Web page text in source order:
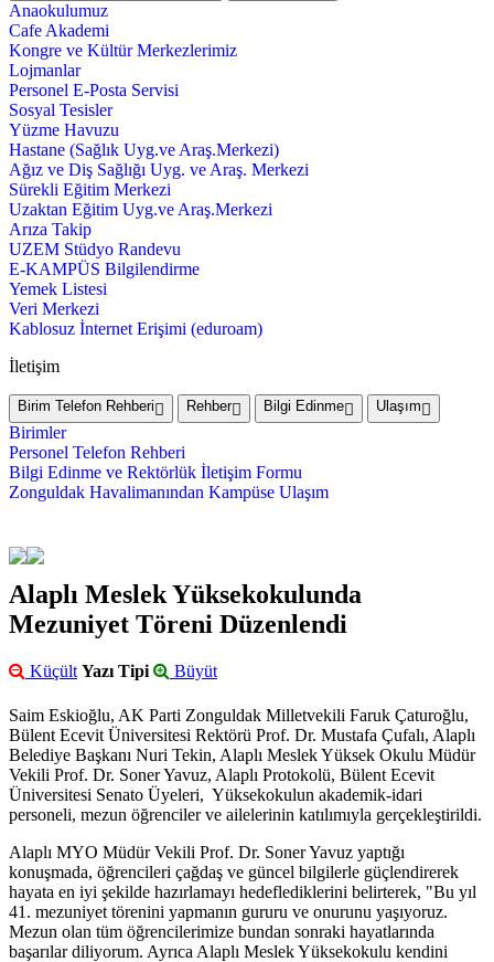
Anaokulumuz
Cafe Akademi
Kongre ve Kültür Merkezlerimiz
Lojmanlar
Personel E-Posta Servisi
Sosyal Tesisler
Yüzme Havuzu
Hastane (Sağlık Uyg.ve Araş.Merkezi)
Ağız ve Diş Sağlığı Uyg. ve Araş. Merkezi
Sürekli Eğitim Merkezi
Uzaktan Eğitim Uyg.ve Araş.Merkezi
Arıza Takip
UZEM Stüdyo Randevu
E-KAMPÜS Bilgilendirme
Yemek Listesi
Veri Merkezi
Kablosuz İnternet Erişimi (eduroam)
İletişim
Birim Telefon Rehberi Rehber Bilgi Edinme Ulaşım
Birimler
Personel Telefon Rehberi
Bilgi Edinme ve Rektörlük İletişim Formu
Zonguldak Havalimanından Kampüse Ulaşım
Alaplı Meslek Yüksekokulunda
Mezuniyet Töreni Düzenlendi
Küçült Yazı Tipi Büyüt
Saim Eskioğlu, AK Parti Zonguldak Milletvekili Faruk Çaturoğlu,
Bülent Ecevit Üniversitesi Rektörü Prof. Dr. Mustafa Çufalı, Alaplı
Belediye Başkanı Nuri Tekin, Alaplı Meslek Yüksek Okulu Müdür
Vekili Prof. Dr. Soner Yavuz, Alaplı Protokolü, Bülent Ecevit
Üniversitesi Senato Üyeleri, Yüksekokulun akademik-idari
personeli, mezun öğrenciler ve ailelerinin katılımıyla gerçekleştirildi.
Alaplı MYO Müdür Vekili Prof. Dr. Soner Yavuz yaptığı
konuşmada, öğrencileri çağdaş ve güncel bilgilerle güçlendirerek
hayata en iyi şekilde hazırlamayı hedeflediklerini belirterek, "Bu yıl
41. mezuniyet törenini yapmanın gururu ve onurunu yaşıyoruz.
Mezun olan tüm öğrencilerimize bundan sonraki hayatlarında
başarılar diliyorum. Ayrıca Alaplı Meslek Yüksekokulu kendini